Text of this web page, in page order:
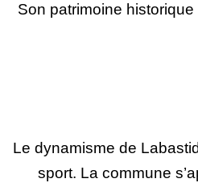
Son patrimoine
Le dynamisme de
sport. La commune